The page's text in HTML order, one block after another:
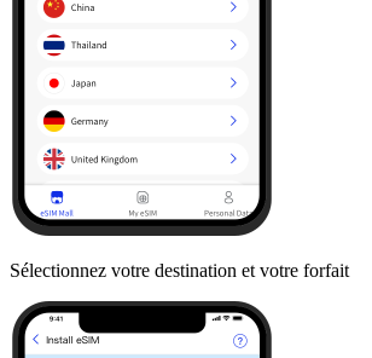
Sélectionnez votre destination et votre forfait